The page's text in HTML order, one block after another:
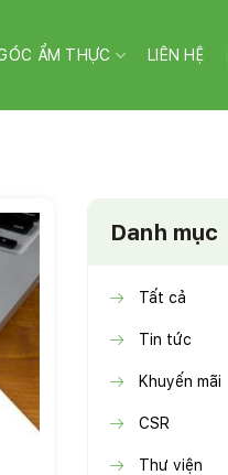
ẨM THỰC LIÊN HỆ
Danh mục
Tất cả
Tin tức
Khuyến mãi
CSR
Thư viện